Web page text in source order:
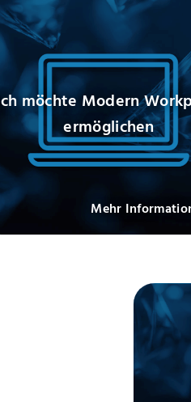
Ich möchte Modern
ermöglichen
Mehr